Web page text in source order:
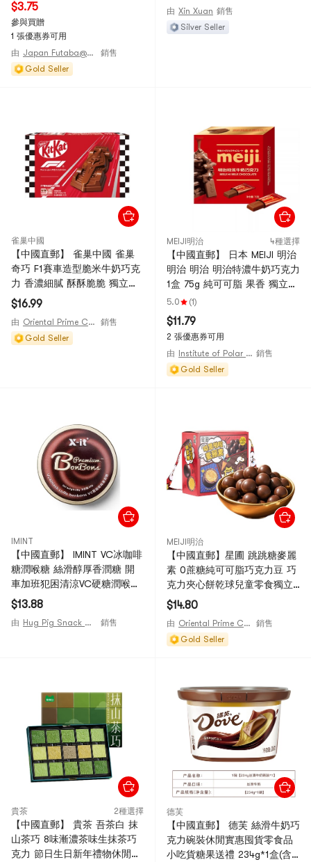
$3.75
參與買贈
1 張優惠券可用
由
Japan Futaba@JAPAN
銷售
Gold Seller
由 Xin Xuan 銷售
Silver Seller
雀巢中國
【中國直郵】 雀巢中國 雀巢
奇巧 F1賽車造型脆米牛奶巧克
力 香濃細膩 酥酥脆脆 獨立包
裝 辦公室休閒小吃 聚會分享
零食 55g盒裝
$16.99
由 Oriental Prime Choices
銷售
Gold Seller
MEIJI明治 4種選擇
【中國直郵】 日本 MEIJI 明治
明治 明治 明治特濃牛奶巧克力
1盒 75g 純可可脂 果香 獨立小
包
5.0 (1)
$11.79
2 張優惠券可用
由
Institute of Polar Substances 銷售
Gold Seller
IMINT
【中國直郵】 IMINT VC冰咖啡
糖潤喉糖 絲滑醇厚香潤糖 開
車加班犯困清涼VC硬糖潤喉糖
88g
$13.88
由 Hug Pig Snack Shop 銷售
MEIJI明治
【中國直郵】星圃 跳跳糖麥麗
素 0蔗糖純可可脂巧克力豆 巧
克力夾心餅乾球兒童零食獨立
包裝聖誕節日禮物【香甜濃鬱
清脆易嚼 絲滑細膩】 138g
$14.80
由 Oriental Prime Choices
銷售
Gold Seller
貴茶 2種選擇
【中國直郵】 貴茶 吾茶白 抹
山茶巧 8味漸濃茶味生抹茶巧
克力 節日生日新年禮物休閒零
德芙
【中國直郵】 德芙 絲滑牛奶巧
克力碗裝休閒實惠囤貨零食品
小吃貨糖果送禮 234g*1盒(含